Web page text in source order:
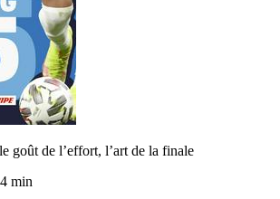
goût de l’effort, l’art de la finale
min